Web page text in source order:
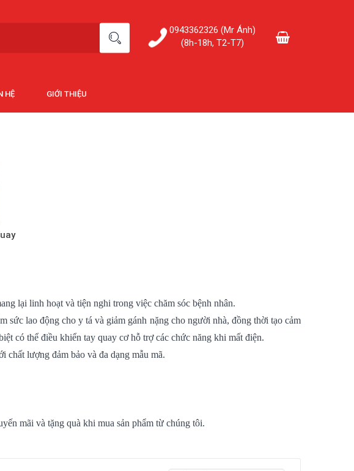
0943362326 (Mr Ánh)
(8h-18h, T2-T7)
HỆ GIỚI THIỆU
lại linh hoạt và tiện nghi trong việc chăm sóc bệnh nhân.
sức lao động cho y tá và giảm gánh nặng cho người nhà, đồng thời tạo cảm
có thể điều khiển tay quay cơ hỗ trợ các chức năng khi mất điện.
chất lượng đảm bảo và đa dạng mẫu mã.
mãi và tặng quà khi mua sản phẩm từ chúng tôi.